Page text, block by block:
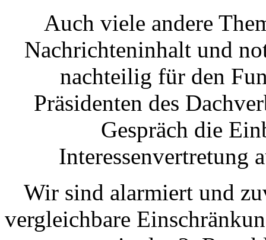
Auch viele andere
Nachrichteninhalt und
nachteilig für den
Präsidenten des
Gespräch die
Interessenvertretung
Wir sind alarmiert und
vergleichbare